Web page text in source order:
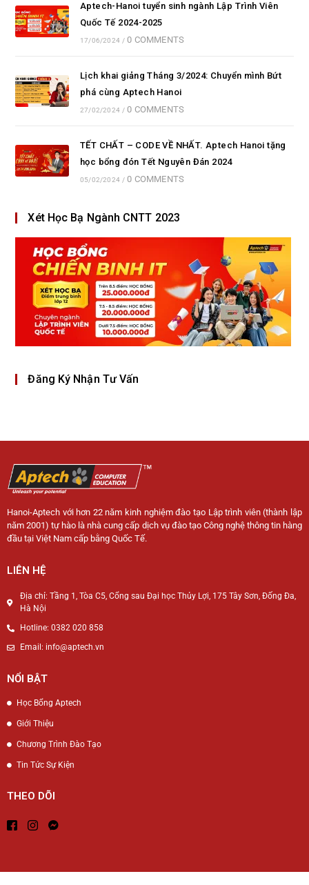
Aptech-Hanoi tuyển sinh ngành Lập Trình Viên
Quốc Tế 2024-2025
17/06/2024 / 0 COMMENTS
Lịch khai giảng Tháng 3/2024: Chuyển mình Bứt
phá cùng Aptech Hanoi
27/02/2024 / 0 COMMENTS
TẾT CHẤT – CODE VỀ NHẤT. Aptech Hanoi tặng
học bổng đón Tết Nguyên Đán 2024
05/02/2024 / 0 COMMENTS
Xét Học Bạ Ngành CNTT 2023
Đăng Ký Nhận Tư Vấn
Hanoi-Aptech với hơn 22 năm kinh nghiệm đào tạo Lập trình viên (thành lập
năm 2001) tự hào là nhà cung cấp dịch vụ đào tạo Công nghệ thông tin hàng
đầu tại Việt Nam cấp bằng Quốc Tế.
LIÊN HỆ
Địa chỉ: Tầng 1, Tòa C5, Cổng sau Đại học Thủy Lợi, 175 Tây Sơn, Đống Đa,
Hà Nội
Hotline: 0382 020 858
Email: info@aptech.vn
NỔI BẬT
Học Bổng Aptech
Giới Thiệu
Chương Trình Đào Tạo
Tin Tức Sự Kiện
THEO DÕI